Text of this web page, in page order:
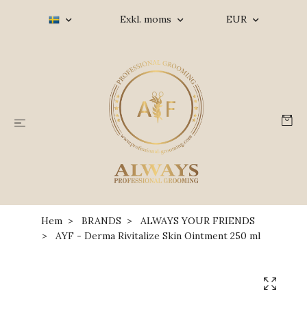
Exkl. moms EUR
Hem BRANDS
ALWAYS YOUR FRIENDS
AYF - Derma Rivitalize Skin Ointment 250 ml